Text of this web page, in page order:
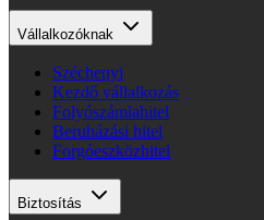
Vállalkozóknak
Széchenyi
Kezdő vállalkozás
Folyószámlahitel
Beruházási hitel
Forgóeszközhitel
Biztosítás